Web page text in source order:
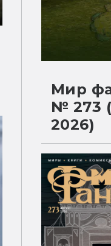
Мир
№ 273
2026)